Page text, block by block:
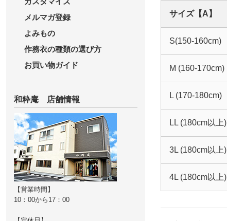
サイズ【A】
S(150-160cm)
M (160-170cm)
L (170-180cm)
LL (180cm以上)
3L (180cm以上)
4L (180cm以上)
メルマガ登録
よみもの
作務衣の種類の選び方
お買い物ガイド
和粋庵 店舗情報
【営業時間】
10：00から17：00